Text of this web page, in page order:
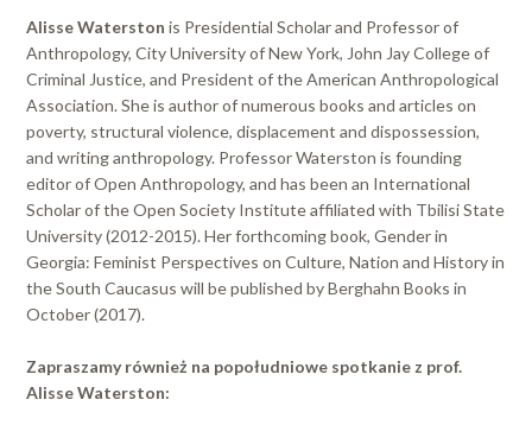
Alisse Waterston is Presidential Scholar and Professor of
Anthropology, City University of New York, John Jay College of
Criminal Justice, and President of the American Anthropological
Association. She is author of numerous books and articles on
poverty, structural violence, displacement and dispossession,
and writing anthropology. Professor Waterston is founding
editor of Open Anthropology, and has been an International
Scholar of the Open Society Institute affiliated with Tbilisi State
University (2012-2015). Her forthcoming book, Gender in
Georgia: Feminist Perspectives on Culture, Nation and History in
the South Caucasus will be published by Berghahn Books in
October (2017).
Zapraszamy również na popołudniowe spotkanie z prof.
Alisse Waterston: